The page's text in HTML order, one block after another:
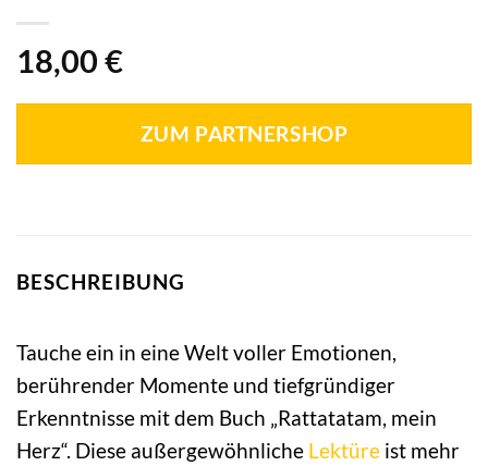
18,00 €
ZUM PARTNERSHOP
BESCHREIBUNG
Tauche ein in eine Welt voller Emotionen,
berührender Momente und tiefgründiger
Erkenntnisse mit dem Buch „Rattatatam, mein
Herz“. Diese außergewöhnliche Lektüre ist mehr